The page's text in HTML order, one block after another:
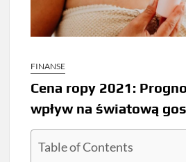
FINANSE
Cena ropy 2021:
wpływ na światową
Table of Contents